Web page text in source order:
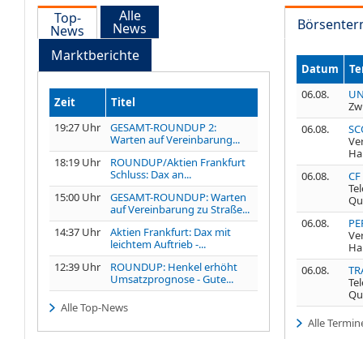
Top-
News
Alle
News
Marktberichte
Zeit
Titel
19:27 Uhr
GESAMT-ROUNDUP 2:
Warten auf Vereinbarung...
18:19 Uhr
ROUNDUP/Aktien Frankfurt
Schluss: Dax an...
15:00 Uhr
GESAMT-ROUNDUP: Warten
auf Vereinbarung zu Straße...
14:37 Uhr
Aktien Frankfurt: Dax mit
leichtem Auftrieb -...
12:39 Uhr
ROUNDUP: Henkel erhöht
Umsatzprognose - Gute...
Alle Top-News
Datum
06.08.
06.08.
06.08.
06.08.
06.08.
Alle